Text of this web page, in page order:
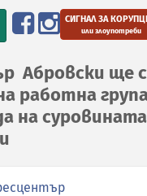
СИГНАЛ ЗА
или злоупотреби
Абровски ще
работна
на